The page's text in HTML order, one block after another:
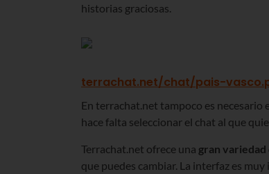
historias graciosas.
terrachat.net/chat/pais-
En terrachat.net tampoco es necesario
hace falta seleccionar el chat al que
Terrachat.net ofrece una gran variedad
que puedes cambiar. La interfaz es